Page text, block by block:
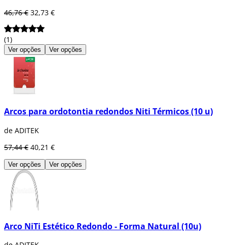
46,76 € 32,73 €
(1)
Ver opções Ver opções
Arcos para ordotontia redondos Niti Térmicos (10 u)
de ADITEK
57,44 € 40,21 €
Ver opções Ver opções
Arco NiTi Estético Redondo - Forma Natural (10u)